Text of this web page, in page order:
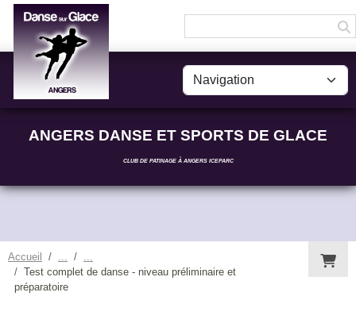
ANGERS DANSE ET SPORTS DE GLACE
CLUB DE PATINAGE À ANGERS ICEPARC
Accueil
Test complet de danse - niveau préliminaire et
préparatoire
Panneau de gestion des cookies